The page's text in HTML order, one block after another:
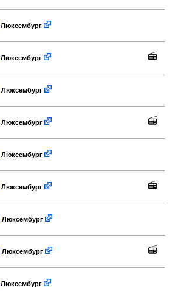
Люксембург
Люксембург
Люксембург
Люксембург
Люксембург
Люксембург
Люксембург
Люксембург
Люксембург